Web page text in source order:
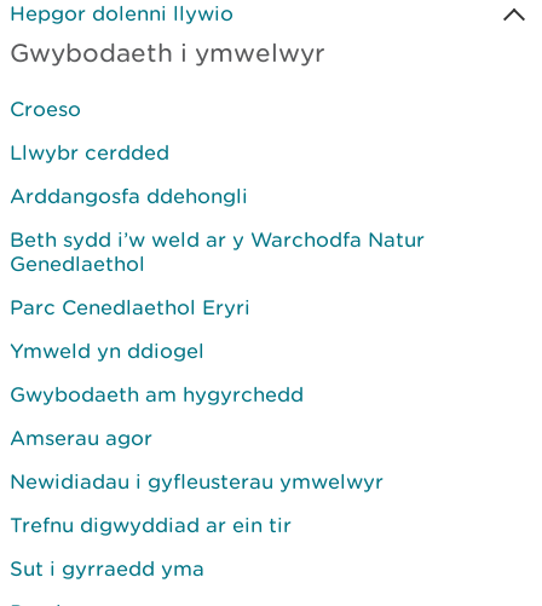
Hepgor dolenni llywio
Gwybodaeth i ymwelwyr
Croeso
Llwybr cerdded
Arddangosfa ddehongli
Beth sydd i’w weld ar y Warchodfa Natur
Genedlaethol
Parc Cenedlaethol Eryri
Ymweld yn ddiogel
Gwybodaeth am hygyrchedd
Amserau agor
Newidiadau i gyfleusterau ymwelwyr
Trefnu digwyddiad ar ein tir
Sut i gyrraedd yma